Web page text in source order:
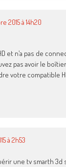
2015 à 14h20
et n’a pas de
pas avoir le
votre compatible
à 2h53
une tv smarth 3d